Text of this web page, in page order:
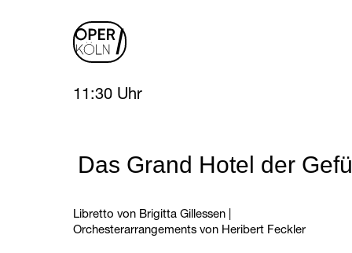
Das Grand Hotel der
Libretto von Brigitta Gillessen
Orchesterarrangements von Heribert Feckler
Wednesday, 28 April 2027
11:30 Uhr
oper